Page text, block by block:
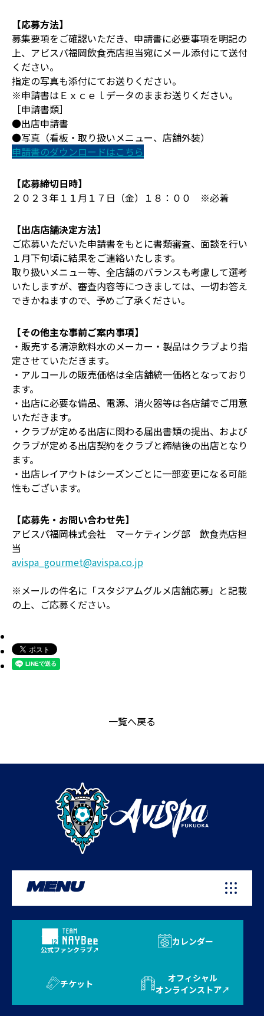
【応募方法】
募集要項をご確認いただき、申請書に必要事項を明記の
上、アビスパ福岡飲食売店担当宛にメール添付にて送付
ください。
指定の写真も添付にてお送りください。
※申請書はＥｘｃｅｌデータのままお送りください。
［申請書類］
●出店申請書
●写真（看板・取り扱いメニュー、店舗外装）
申請書のダウンロードはこちら
【応募締切日時】
２０２３年１１月１７日（金）１８：００ ※必着
【出店店舗決定方法】
ご応募いただいた申請書をもとに書類審査、面談を行い
１月下旬頃に結果をご連絡いたします。
取り扱いメニュー等、全店舗のバランスも考慮して選考
いたしますが、審査内容等につきましては、一切お答え
できかねますので、予めご了承ください。
【その他主な事前ご案内事項】
・販売する清涼飲料水のメーカー・製品はクラブより指
定させていただきます。
・アルコールの販売価格は全店舗統一価格となっており
ます。
・出店に必要な備品、電源、消火器等は各店舗でご用意
いただきます。
・クラブが定める出店に関わる届出書類の提出、および
クラブが定める出店契約をクラブと締結後の出店となり
ます。
・出店レイアウトはシーズンごとに一部変更になる可能
性もございます。
【応募先・お問い合わせ先】
アビスパ福岡株式会社 マーケティング部 飲食売店担
当
avispa_gourmet@avispa.co.jp
※メールの件名に「スタジアムグルメ店舗応募」と記載
の上、ご応募ください。
一覧へ戻る
MENU
公式ファンクラブ
カレンダー
チケット
オフィシャル
オンラインストア